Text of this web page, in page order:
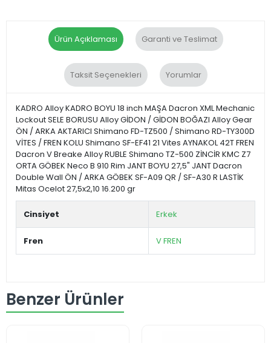
Ürün Açıklaması Garanti ve Teslimat
Taksit Seçenekleri Yorumlar
KADRO Alloy KADRO BOYU 18 inch MAŞA Dacron XML Mechanic
Lockout SELE BORUSU Alloy GİDON / GİDON BOĞAZI Alloy Gear
ÖN / ARKA AKTARICI Shimano FD-TZ500 / Shimano RD-TY300D
VİTES / FREN KOLU Shimano SF-EF41 21 Vites AYNAKOL 42T FREN
Dacron V Breake Alloy RUBLE Shimano TZ-500 ZİNCİR KMC Z7
ORTA GÖBEK Neco B 910 Rim JANT BOYU 27,5" JANT Dacron
Double Wall ÖN / ARKA GÖBEK SF-A09 QR / SF-A30 R LASTİK
Mitas Ocelot 27,5x2,10 16.200 gr
Cinsiyet Erkek
Fren V FREN
Benzer Ürünler